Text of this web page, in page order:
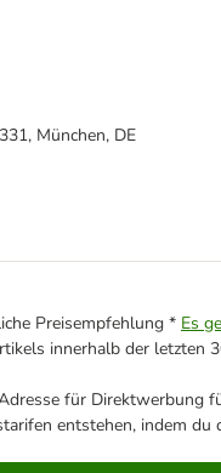
München, DE
Preisempfehlung * Es
innerhalb der letzten
für Direktwerbung
entstehen, indem